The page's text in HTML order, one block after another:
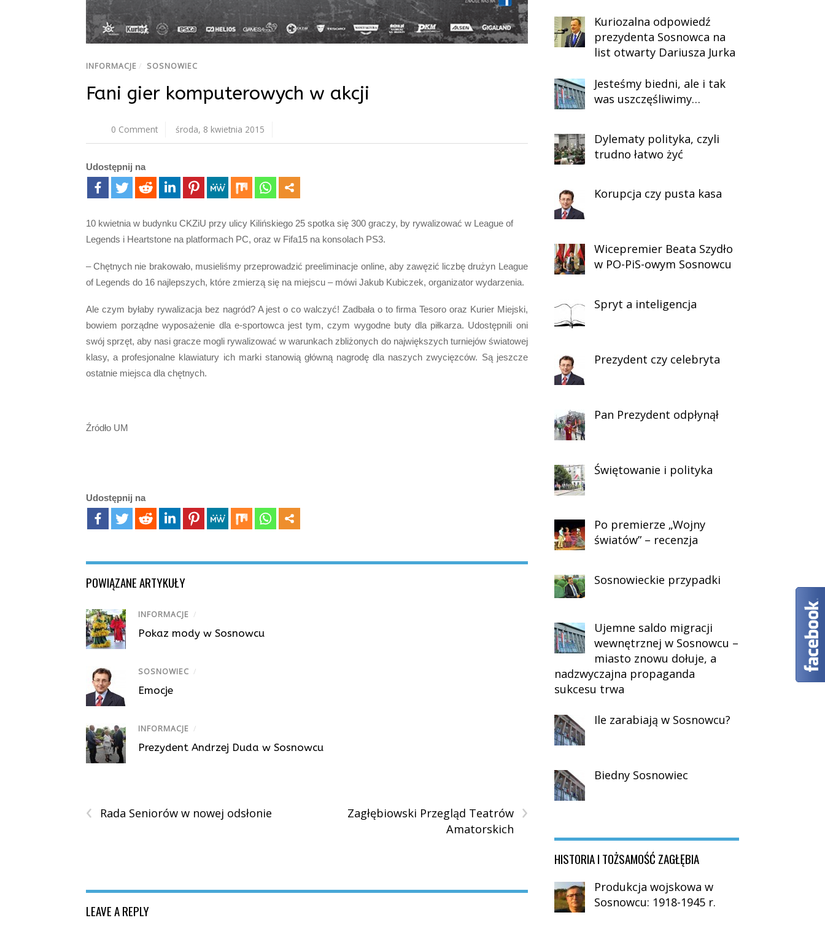
INFORMACJE / SOSNOWIEC
Fani gier komputerowych w akcji
0 Comment środa, 8 kwietnia 2015
Udostępnij na
10 kwietnia w budynku CKZiU przy ulicy Kilińskiego 25 spotka się 300 graczy, by rywalizować w League of
Legends i Heartstone na platformach PC, oraz w Fifa15 na konsolach PS3.
– Chętnych nie brakowało, musieliśmy przeprowadzić preeliminacje online, aby zawęzić liczbę drużyn League
of Legends do 16 najlepszych, które zmierzą się na miejscu – mówi Jakub Kubiczek, organizator wydarzenia.
Ale czym byłaby rywalizacja bez nagród? A jest o co walczyć! Zadbała o to firma Tesoro oraz Kurier Miejski,
bowiem porządne wyposażenie dla e-sportowca jest tym, czym wygodne buty dla piłkarza. Udostępnili oni
swój sprzęt, aby nasi gracze mogli rywalizować w warunkach zbliżonych do największych turniejów światowej
klasy, a profesjonalne klawiatury ich marki stanowią główną nagrodę dla naszych zwycięzców. Są jeszcze
ostatnie miejsca dla chętnych.
Źródło UM
Udostępnij na
POWIĄZANE ARTYKUŁY
INFORMACJE /
Pokaz mody w Sosnowcu
SOSNOWIEC /
Emocje
INFORMACJE /
Prezydent Andrzej Duda w Sosnowcu
‹ Rada Seniorów w nowej odsłonie ›
Zagłębiowski Przegląd Teatrów
Amatorskich
LEAVE A REPLY
Kuriozalna odpowiedź
prezydenta Sosnowca na
list otwarty Dariusza Jurka
Jesteśmy biedni, ale i tak
was uszczęśliwimy…
Dylematy polityka, czyli
trudno łatwo żyć
Korupcja czy pusta kasa
Wicepremier Beata Szydło
w PO-PiS-owym Sosnowcu
Spryt a inteligencja
Prezydent czy celebryta
Pan Prezydent odpłynął
Świętowanie i polityka
Po premierze „Wojny
światów” – recenzja
Sosnowieckie przypadki
Ujemne saldo migracji
wewnętrznej w Sosnowcu –
miasto znowu dołuje, a
nadzwyczajna propaganda
sukcesu trwa
Ile zarabiają w Sosnowcu?
Biedny Sosnowiec
HISTORIA I TOŻSAMOŚĆ ZAGŁĘBIA
Produkcja wojskowa w
Sosnowcu: 1918-1945 r.